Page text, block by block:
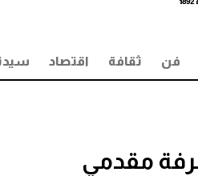
فن ثقافة اقتصاد
مقدمي